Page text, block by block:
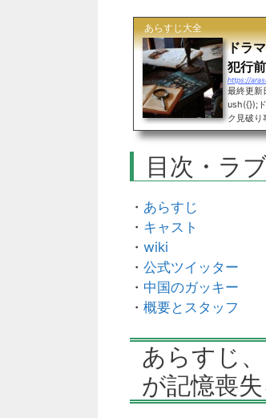
あらすじ大全
ドラ
犯行
https://
最終更
ush({});
ク見破
の日テレ
上真偽が
大な遺産
目次・ラ
・ あらすじ
・ キャスト
・ wiki
・ 公式ツイッター
・ 中国のガッキー
・ 概要とスタッフ
あらすじ
が記憶喪